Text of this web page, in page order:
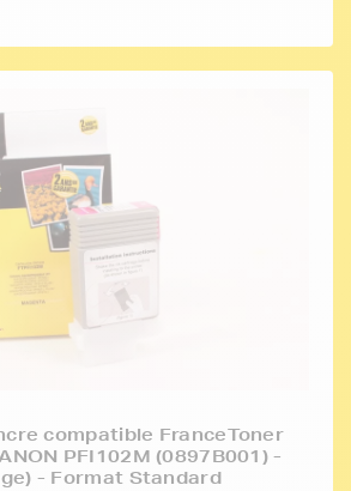
compatible FranceToner
PFI102M (0897B001) -
- Format Standard